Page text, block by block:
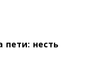
пети: несть